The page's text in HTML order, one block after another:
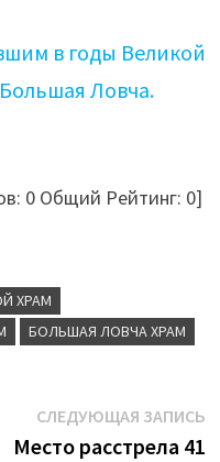
в годы Великой
Ловча.
0Общий Рейтинг: 0]
ХРАМ
БОЛЬШАЯ ЛОВЧА ХРАМ
СЛЕДУЮЩАЯ ЗАПИСЬ
Место расстрела 41